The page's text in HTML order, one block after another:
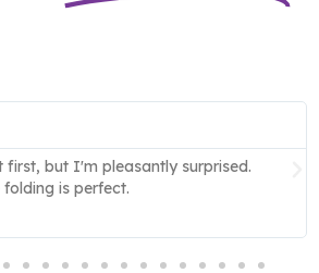
but I'm pleasantly surprised.
is perfect.